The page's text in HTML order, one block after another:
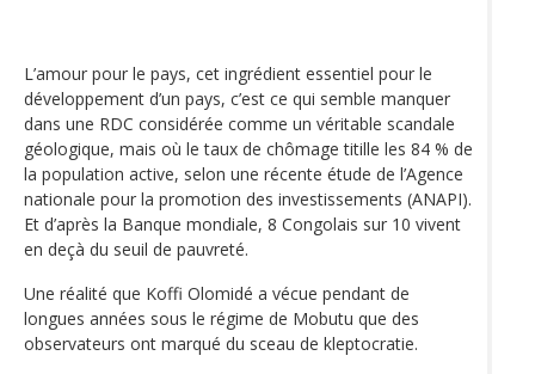
L’amour pour le pays, cet ingrédient essentiel pour le
développement d’un pays, c’est ce qui semble manquer
dans une RDC considérée comme un véritable scandale
géologique, mais où le taux de chômage titille les 84 % de
la population active, selon une récente étude de l’Agence
nationale pour la promotion des investissements (ANAPI).
Et d’après la Banque mondiale, 8 Congolais sur 10 vivent
en deçà du seuil de pauvreté.
Une réalité que Koffi Olomidé a vécue pendant de
longues années sous le régime de Mobutu que des
observateurs ont marqué du sceau de kleptocratie.